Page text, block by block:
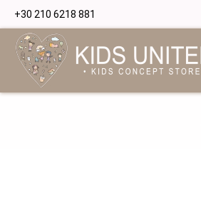
+30 210 6218 881